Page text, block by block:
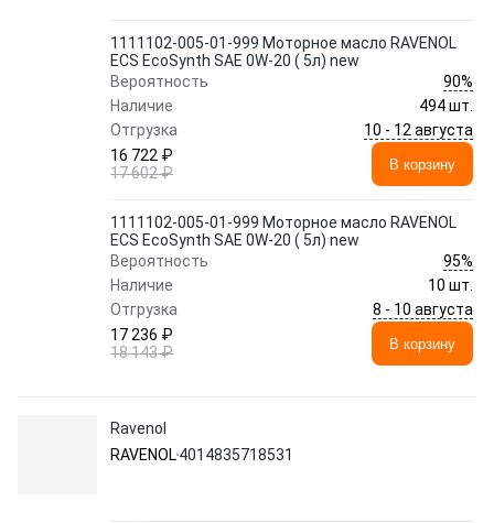
1111102-005-01-999 Моторное масло RAVENOL
ECS EcoSynth SAE 0W-20 ( 5л) new
Вероятность
90%
Наличие
494 шт.
Отгрузка
10 - 12 августа
16 722 ₽
17 602 ₽
В корзину
1111102-005-01-999 Моторное масло RAVENOL
ECS EcoSynth SAE 0W-20 ( 5л) new
Вероятность
95%
Наличие
10 шт.
Отгрузка
8 - 10 августа
17 236 ₽
18 143 ₽
В корзину
Ravenol
RAVENOL4014835718531